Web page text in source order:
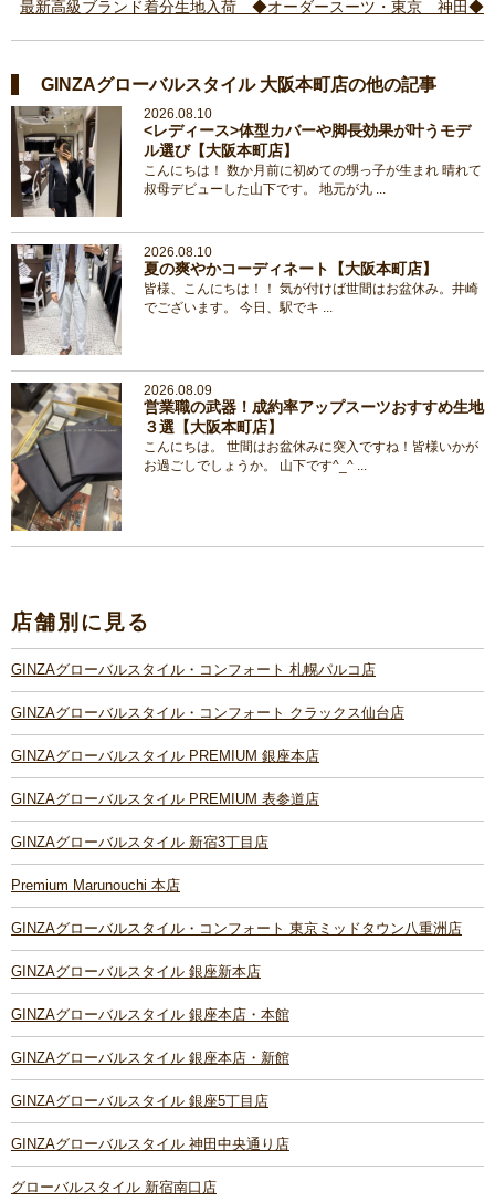
最新高級ブランド着分生地入荷 ◆オーダースーツ・東京 神田◆
GINZAグローバルスタイル 大阪本町店の他の記事
2026.08.10
<レディース>体型カバーや脚長効果が叶うモデ
ル選び【大阪本町店】
こんにちは！ 数か月前に初めての甥っ子が生まれ 晴れて
叔母デビューした山下です。 地元が九 ...
2026.08.10
夏の爽やかコーディネート【大阪本町店】
皆様、こんにちは！！ 気が付けば世間はお盆休み。井崎
でございます。 今日、駅でキ ...
2026.08.09
営業職の武器！成約率アップスーツおすすめ生地
３選【大阪本町店】
こんにちは。 世間はお盆休みに突入ですね！皆様いかが
お過ごしでしょうか。 山下です^_^ ...
店舗別に見る
GINZAグローバルスタイル・コンフォート 札幌パルコ店
GINZAグローバルスタイル・コンフォート クラックス仙台店
GINZAグローバルスタイル PREMIUM 銀座本店
GINZAグローバルスタイル PREMIUM 表参道店
GINZAグローバルスタイル 新宿3丁目店
Premium Marunouchi 本店
GINZAグローバルスタイル・コンフォート 東京ミッドタウン八重洲店
GINZAグローバルスタイル 銀座新本店
GINZAグローバルスタイル 銀座本店・本館
GINZAグローバルスタイル 銀座本店・新館
GINZAグローバルスタイル 銀座5丁目店
GINZAグローバルスタイル 神田中央通り店
グローバルスタイル 新宿南口店